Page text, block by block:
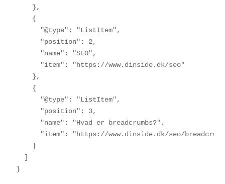
    },
    {
      "@type": "ListItem",
      "position": 2,
      "name": "SEO",
      "item": "https://www.dinside.dk/seo"
    },
    {
      "@type": "ListItem",
      "position": 3,
      "name": "Hvad er breadcrumbs?",
"item": "https://www.dinside.dk/seo/
    }
  ]